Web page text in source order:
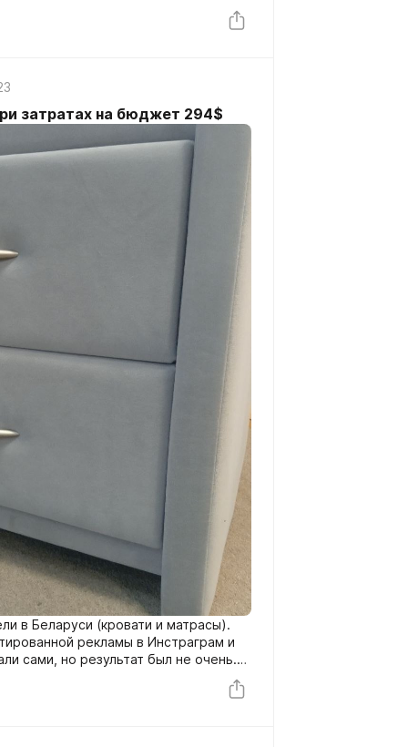
затратах на бюджет 294$
в Беларуси (кровати и матрасы).
рекламы в Инстраграм и
сами, но результат был не очень.
с сайта, т.к. он работал как витрина
придя в магазин (пощупав товар